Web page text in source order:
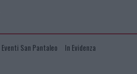
Eventi San Pantaleo In Evidenza